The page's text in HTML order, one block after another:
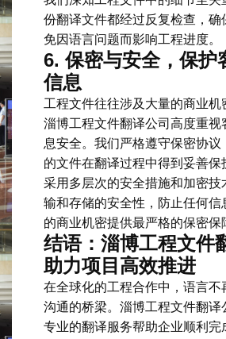
份翻译文件都经过反复检查，确
免因语言问题而影响工程进度。
6.保密与安全，保护
信息
工程文件往往涉及大量的商业机
淄博工程文件翻译公司高度重视
息安全。我们严格遵守保密协议
的文件在翻译过程中得到妥善保
采用多层次的安全措施和加密技
输和存储的安全性，防止任何信
的商业机密提供最严格的保密保
结语：淄博工程文件
助力项目高效推进
在全球化的工程合作中，语言不
沟通的桥梁。淄博工程文件翻译
专业的翻译服务帮助企业顺利完